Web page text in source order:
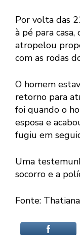
Por volta das
à pé para
atropelou
com as rodas
O homem
retorno para
foi quando o
esposa e
fugiu em
Uma
socorro e a
Fonte: